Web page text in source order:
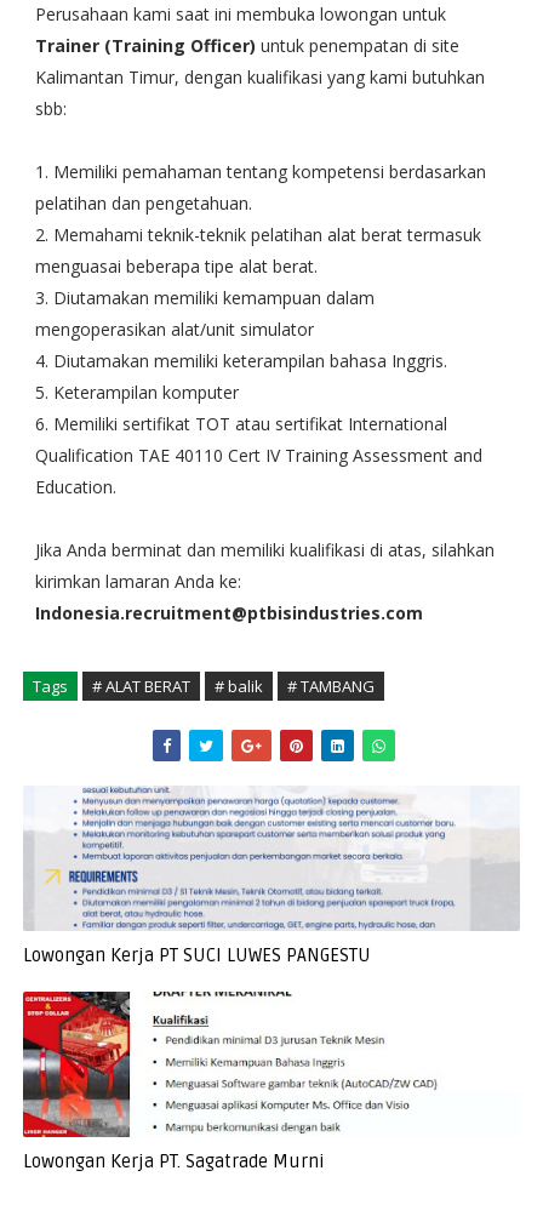
Perusahaan kami saat ini membuka lowongan untuk
Trainer (Training Officer) untuk penempatan di site
Kalimantan Timur, dengan kualifikasi yang kami butuhkan
sbb:
1. Memiliki pemahaman tentang kompetensi berdasarkan
pelatihan dan pengetahuan.
2. Memahami teknik-teknik pelatihan alat berat termasuk
menguasai beberapa tipe alat berat.
3. Diutamakan memiliki kemampuan dalam
mengoperasikan alat/unit simulator
4. Diutamakan memiliki keterampilan bahasa Inggris.
5. Keterampilan komputer
6. Memiliki sertifikat TOT atau sertifikat International
Qualification TAE 40110 Cert IV Training Assessment and
Education.
Jika Anda berminat dan memiliki kualifikasi di atas, silahkan
kirimkan lamaran Anda ke:
Indonesia.recruitment@ptbisindustries.com
Tags # ALAT BERAT # balik # TAMBANG
Lowongan Kerja PT SUCI LUWES PANGESTU
Lowongan Kerja PT. Sagatrade Murni